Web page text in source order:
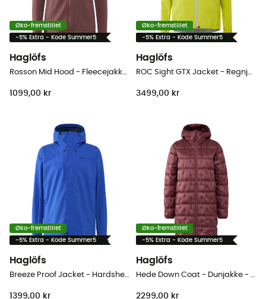
Øko-fremstillet
-5% Extra - Kode Summer5
Haglöfs
Rosson Mid Hood - Fleecejakke - Damer
1099,00 kr
Øko-fremstillet
-5% Extra - Kode Summer5
Haglöfs
ROC Sight GTX Jacket - Regnjakke - Herrer
3499,00 kr
Øko-fremstillet
-5% Extra - Kode Summer5
Haglöfs
Breeze Proof Jacket - Hardshell jakke - Herrer
1399,00 kr
Øko-fremstillet
-5% Extra - Kode Summer5
Haglöfs
Hede Down Coat - Dunjakke - Damer
2299,00 kr